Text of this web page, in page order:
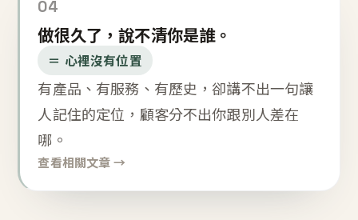
04
做很久了，說不清你是誰。
＝ 心裡沒有位置
有產品、有服務、有歷史，卻講不出一句讓
人記住的定位，顧客分不出你跟別人差在
哪。
查看相關文章 →